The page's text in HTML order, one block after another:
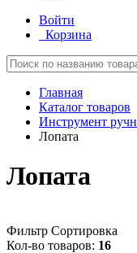
Войти
Корзина
Главная
Каталог товаров
Инструмент
Лопата
Лопата
Фильтр Сортировка
Кол-во товаров: 16